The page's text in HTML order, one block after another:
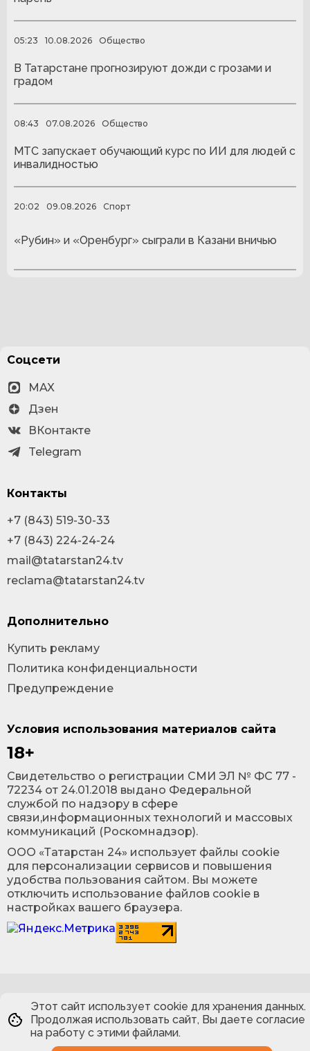
05:23 10.08.2026 Общество
В Татарстане прогнозируют дожди с грозами и
градом
08:43 07.08.2026 Общество
МТС запускает обучающий курс по ИИ для людей с
инвалидностью
20:02 09.08.2026 Спорт
«Рубин» и «Оренбург» сыграли в Казани вничью
Условия использования материалов сайта
18+
Cвидетельство о регистрации СМИ ЭЛ № ФС 77 -
72234 от 24.01.2018 выдано Федеральной
службой по надзору в сфере
связи,информационных технологий и массовых
коммуникаций (Роскомнадзор).
ООО «Татарстан 24» использует файлы cookie
для персонализации сервисов и повышения
удобства пользования сайтом. Вы можете
отключить использование файлов cookie в
настройках вашего браузера.
Соцсети
MAX
Дзен
ВКонтакте
Telegram
Контакты
+7 (843) 519-30-33
+7 (843) 224-24-24
mail@tatarstan24.tv
reclama@tatarstan24.tv
Дополнительно
Купить рекламу
Политика конфиденциальности
Предупреждение
Этот сайт использует cookie для хранения данных.
Продолжая использовать сайт, Вы даете согласие
на работу с этими файлами.